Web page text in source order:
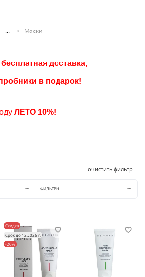
... Маски
бесплатная доставка,
в подарок!
ЛЕТО 10%!
очистить фильтр
ФИЛЬТРЫ
Скидка
Срок до 12.2026 г.
-20%